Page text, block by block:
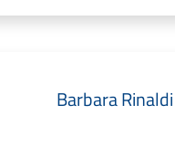
Barbara Rinaldi